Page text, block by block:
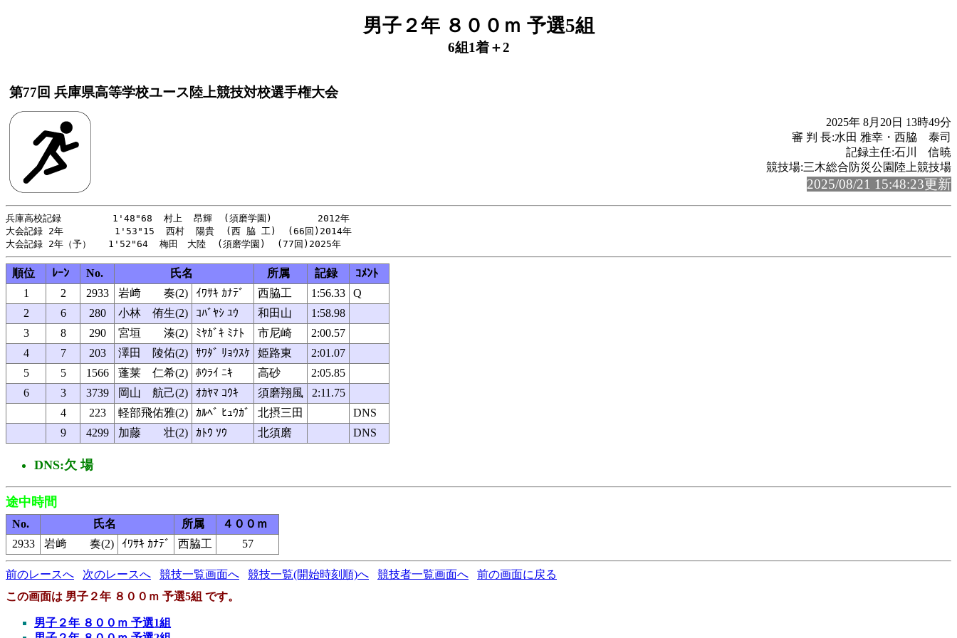
男子２年 ８００ｍ 予選5組
6組1着＋2
第77回 兵庫県高等学校ユース陸上競技対校選手権大会
2025年 8月20日 13時49分
審 判 長:水田 雅幸・西脇 泰司
記録主任:石川 信暁
競技場:三木総合防災公園陸上競技場
2025/08/21 15:48:23更新
兵庫高校記録         1'48"68  村上  昂輝  (須磨学園)        2012年
大会記録 2年         1'53"15  西村  陽貴  (西 脇 工)  (66回)2014年
順位 ﾚｰﾝ No. 氏名 所属 記録
ｺﾒﾝﾄ
1
2 2933 岩﨑 奏(2) ｲﾜｻｷ ｶﾅﾃﾞ 西脇工 1:56.33
Q
2
6 280 小林 侑生(2) ｺﾊﾞﾔｼ ﾕｳ 和田山
1:58.98
3
8 290 宮垣 湊(2) ﾐﾔｶﾞｷ ﾐﾅﾄ 市尼崎
2:00.57
4
7 203 澤田 陵佑(2) ｻﾜﾀﾞ ﾘｮｳｽｹ 姫路東
2:01.07
5
5 1566 蓬莱 仁希(2) ﾎｳﾗｲ ﾆｷ 高砂
2:05.85
6
3 3739 岡山 航己(2) ｵｶﾔﾏ ｺｳｷ 須磨翔風
2:11.75
4
223 軽部飛佑雅(2) ｶﾙﾍﾞ ﾋｭｳｶﾞ 北摂三田
DNS
9
4299 加藤 壮(2) ｶﾄｳ ｿｳ 北須磨 DNS
DNS:欠 場
途中時間
No. 氏名 所属
４００ｍ
2933
岩﨑 奏(2) ｲﾜｻｷ ｶﾅﾃﾞ 西脇工 57
前のレースへ 次のレースへ 競技一覧画面へ 競技一覧(開始時刻順)へ 競技者一覧画面へ
前の画面に戻る
この画面は 男子２年 ８００ｍ 予選5組 です。
男子２年 ８００ｍ 予選1組